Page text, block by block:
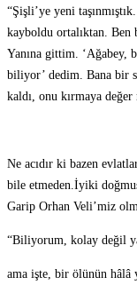
“Şişli’ye yeni
kayboldu ortalıktan.
Yanına gittim. ‘Ağabey,
biliyor’ dedim. Bana bir
kaldı, onu kırmaya
Ne acıdır ki bazen
bile etmeden.İyiki
Garip Orhan Veli’miz
“Biliyorum, kolay değil
ama işte, bir ölünün hâlâ